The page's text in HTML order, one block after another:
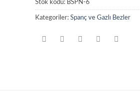
Stok kodu: BSPN-6
Kategoriler: Spanç ve Gazlı Bezler